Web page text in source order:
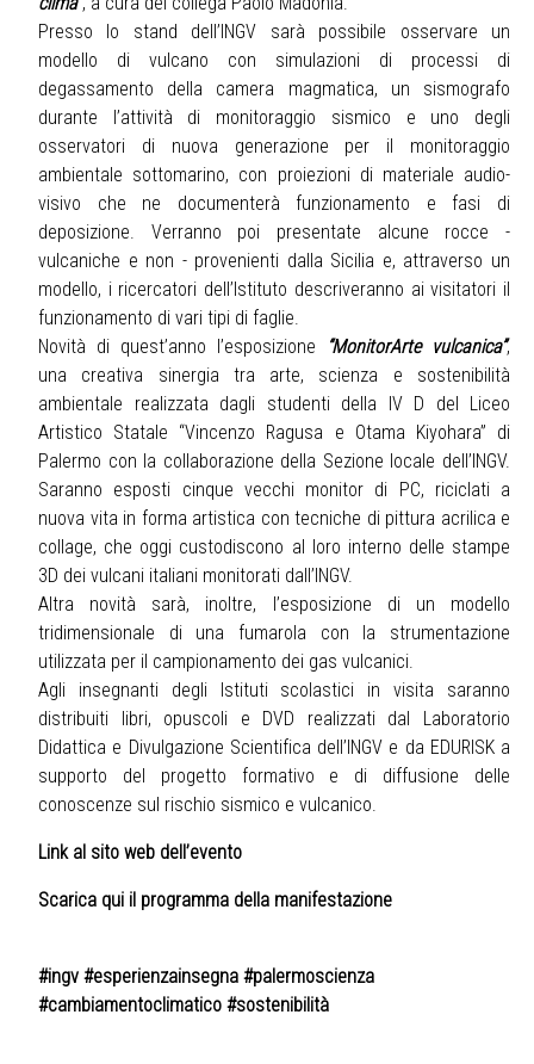
Presso lo stand dell’INGV sarà possibile osservare un
modello di vulcano con simulazioni di processi di
degassamento della camera magmatica, un sismografo
durante l’attività di monitoraggio sismico e uno degli
osservatori di nuova generazione per il monitoraggio
ambientale sottomarino, con proiezioni di materiale audio-
visivo che ne documenterà funzionamento e fasi di
deposizione. Verranno poi presentate alcune rocce -
vulcaniche e non - provenienti dalla Sicilia e, attraverso un
modello, i ricercatori dell’Istituto descriveranno ai visitatori il
funzionamento di vari tipi di faglie.
Novità di quest’anno l’esposizione
“MonitorArte vulcanica”,
una creativa sinergia tra arte, scienza e sostenibilità
ambientale realizzata dagli studenti della IV D del Liceo
Artistico Statale “Vincenzo Ragusa e Otama Kiyohara” di
Palermo con la collaborazione della Sezione locale dell’INGV.
Saranno esposti cinque vecchi monitor di PC, riciclati a
nuova vita in forma artistica con tecniche di pittura acrilica e
collage, che oggi custodiscono al loro interno delle stampe
3D dei vulcani italiani monitorati dall’INGV.
Altra novità sarà, inoltre, l’esposizione di un modello
tridimensionale di una fumarola con la strumentazione
utilizzata per il campionamento dei gas vulcanici.
Agli insegnanti degli Istituti scolastici in visita saranno
distribuiti libri, opuscoli e DVD realizzati dal Laboratorio
Didattica e Divulgazione Scientifica dell’INGV e da EDURISK a
supporto del progetto formativo e di diffusione delle
conoscenze sul rischio sismico e vulcanico.
Link al sito web dell’evento
Scarica qui il programma della manifestazione
#ingv #esperienzainsegna #palermoscienza
#cambiamentoclimatico #sostenibilità